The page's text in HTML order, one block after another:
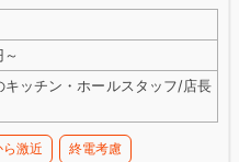
キッチン・ホールスタッフ/店長
ら激近 終電考慮